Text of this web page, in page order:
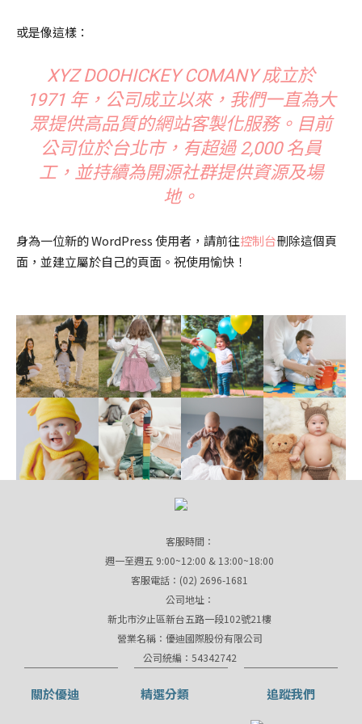
或是像這樣：
XYZ DOOHICKEY COMANY 成立於
1971 年，公司成立以來，我們一直為大
眾提供高品質的網站客製化服務。目前
公司位於台北市，有超過 2,000 名員
工，並持續為開源社群提供資源及場
地。
身為一位新的 WordPress 使用者，請前往控制台刪除這個頁
面，並建立屬於自己的頁面。祝使用愉快！
客服時間：
週一至週五 9:00~12:00 & 13:00~18:00
客服電話：(02) 2696-1681
公司地址：
新北市汐止區新台五路一段102號21樓
營業名稱：優迪國際股份有限公司
公司統編：54342742
關於優迪 精選分類 追蹤我們